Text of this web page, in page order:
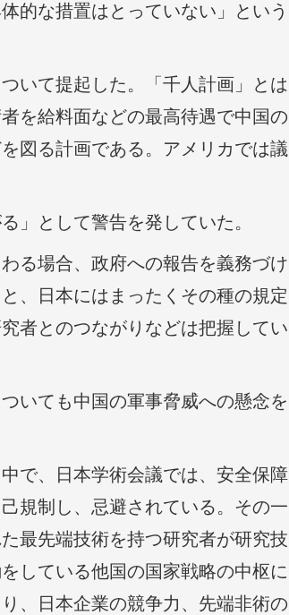
的な措置はとっていない」という
いて提起した。「千人計画」とは
を給料面などの最高待遇で中国の
図る計画である。アメリカでは議
」として警告を発していた。
る場合、政府への報告を義務づけ
、日本にはまったくその種の規定
者とのつながりなどは把握してい
いても中国の軍事脅威への懸念を
で、日本学術会議では、安全保障
規制し、忌避されている。その一
最先端技術を持つ研究者が研究技
している他国の国家戦略の中枢に
、日本企業の競争力、先端非術の